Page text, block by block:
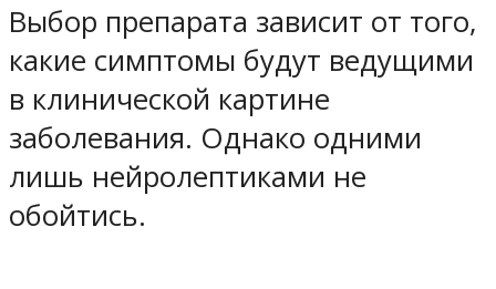
Выбор препарата зависит от того,
какие симптомы будут ведущими
в клинической картине
заболевания. Однако одними
лишь нейролептиками не
обойтись.